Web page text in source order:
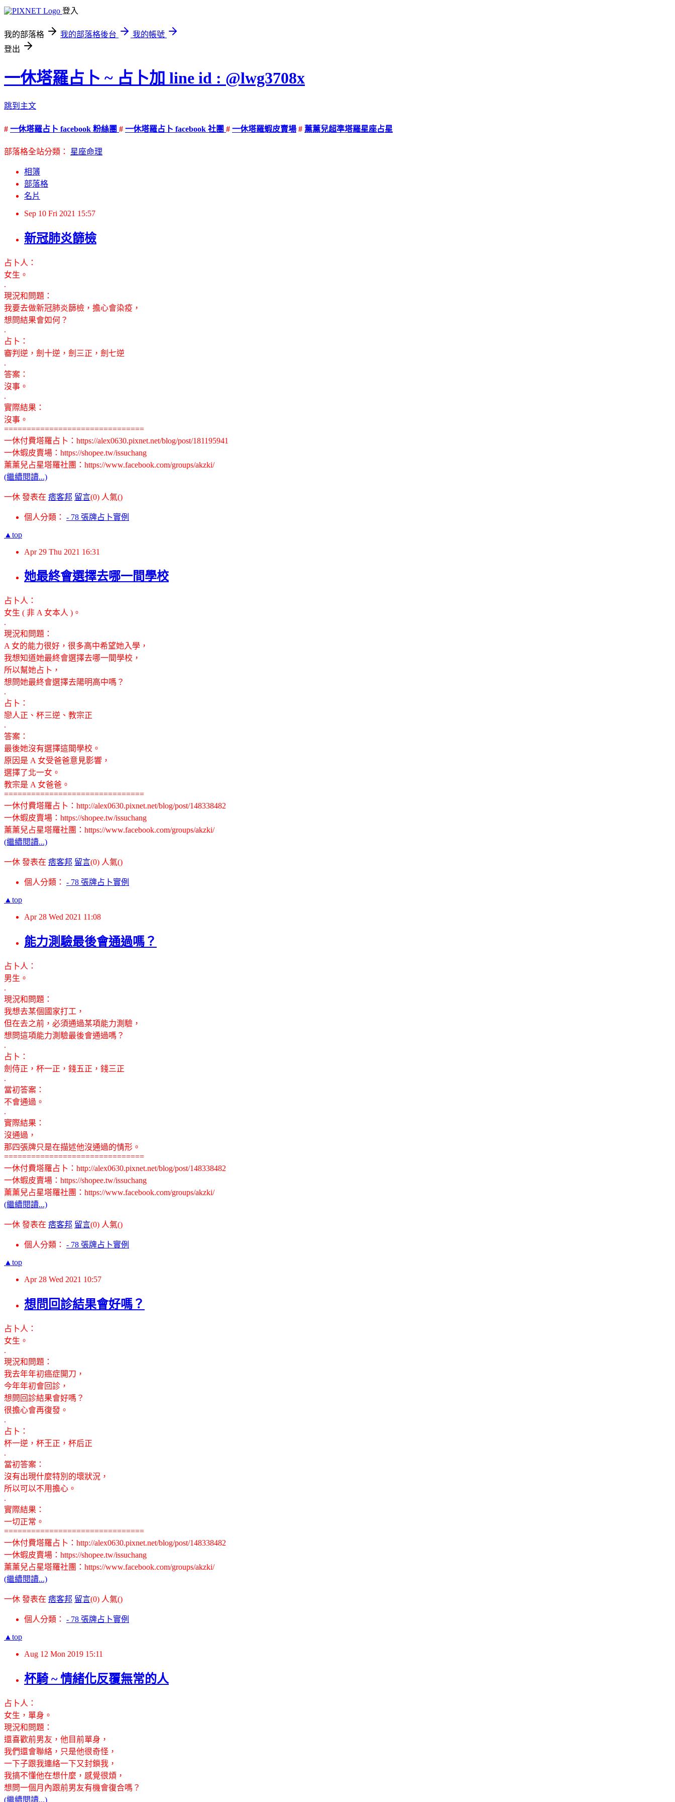
登入
我的部落格 我的部落格後台
我的帳號
登出
一休塔羅占卜 ~ 占卜加 line id : @lwg3708x
跳到主文
# 一休塔羅占卜 facebook 粉絲團 # 一休塔羅占卜 facebook 社團 # 一休塔羅蝦皮賣場 # 薰薰兒超準塔羅星座占星
部落格全站分類： 星座命理
相簿
部落格
名片
Sep 10 Fri 2021 15:57
新冠肺炎篩檢
占卜人：
女生。
.
現況和問題：
我要去做新冠肺炎篩檢，擔心會染疫，
想問結果會如何？
.
占卜：
審判逆，劍十逆，劍三正，劍七逆
.
答案：
沒事。
.
實際結果：
沒事。
===============================
一休付費塔羅占卜：https://alex0630.pixnet.net/blog/post/181195941
一休蝦皮賣場：https://shopee.tw/issuchang
薰薰兒占星塔羅社團：https://www.facebook.com/groups/akzki/
(繼續閱讀...)
一休 發表在 痞客邦 留言(0) 人氣()
個人分類： - 78 張牌占卜實例
▲top
Apr 29 Thu 2021 16:31
她最終會選擇去哪一間學校
占卜人：
女生 ( 非 A 女本人 )。
.
現況和問題：
A 女的能力很好，很多高中希望她入學，
我想知道她最終會選擇去哪一間學校，
所以幫她占卜，
想問她最終會選擇去陽明高中嗎？
.
占卜：
戀人正、杯三逆、教宗正
.
答案：
最後她沒有選擇這間學校。
原因是 A 女受爸爸意見影響，
選擇了北一女。
教宗是 A 女爸爸。
===============================
一休付費塔羅占卜：http://alex0630.pixnet.net/blog/post/148338482
一休蝦皮賣場：https://shopee.tw/issuchang
薰薰兒占星塔羅社團：https://www.facebook.com/groups/akzki/
(繼續閱讀...)
一休 發表在 痞客邦 留言(0) 人氣()
個人分類： - 78 張牌占卜實例
▲top
Apr 28 Wed 2021 11:08
能力測驗最後會通過嗎？
占卜人：
男生。
.
現況和問題：
我想去某個國家打工，
但在去之前，必須通過某項能力測驗，
想問這項能力測驗最後會通過嗎？
.
占卜：
劍侍正，杯一正，錢五正，錢三正
.
當初答案：
不會通過。
.
實際結果：
沒通過，
那四張牌只是在描述他沒通過的情形。
===============================
一休付費塔羅占卜：http://alex0630.pixnet.net/blog/post/148338482
一休蝦皮賣場：https://shopee.tw/issuchang
薰薰兒占星塔羅社團：https://www.facebook.com/groups/akzki/
(繼續閱讀...)
一休 發表在 痞客邦 留言(0) 人氣()
個人分類： - 78 張牌占卜實例
▲top
Apr 28 Wed 2021 10:57
想問回診結果會好嗎？
占卜人：
女生。
.
現況和問題：
我去年年初癌症開刀，
今年年初會回診，
想問回診結果會好嗎？
很擔心會再復發。
.
占卜：
杯一逆，杯王正，杯后正
.
當初答案：
沒有出現什麼特別的壞狀況，
所以可以不用擔心。
.
實際結果：
一切正常。
===============================
一休付費塔羅占卜：http://alex0630.pixnet.net/blog/post/148338482
一休蝦皮賣場：https://shopee.tw/issuchang
薰薰兒占星塔羅社團：https://www.facebook.com/groups/akzki/
(繼續閱讀...)
一休 發表在 痞客邦 留言(0) 人氣()
個人分類： - 78 張牌占卜實例
▲top
Aug 12 Mon 2019 15:11
杯騎 ~ 情緒化反覆無常的人
占卜人：
女生，單身。
現況和問題：
還喜歡前男友，他目前單身，
我們還會聯絡，只是他很奇怪，
一下子跟我連絡一下又封鎖我，
我搞不懂他在想什麼，感覺很煩，
想問一個月內跟前男友有機會復合嗎？
(繼續閱讀...)